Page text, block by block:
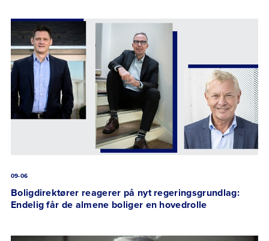
09-06
Boligdirektører reagerer på nyt regeringsgrundlag:
Endelig får de almene boliger en hovedrolle